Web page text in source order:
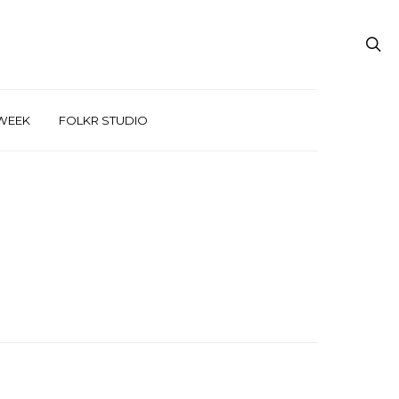
FOLKR STUDIO